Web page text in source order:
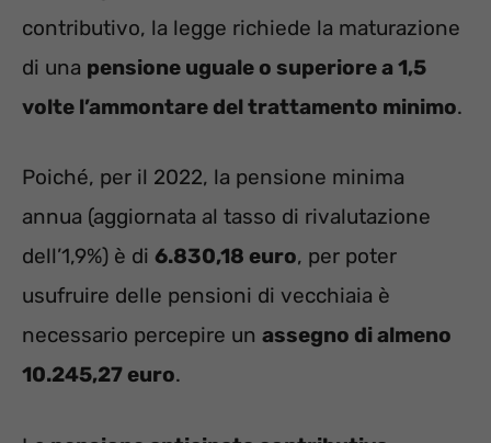
contributivo, la legge richiede la maturazione
di una pensione uguale o superiore a 1,5
volte l’ammontare del trattamento minimo.
Poiché, per il 2022, la pensione minima
annua (aggiornata al tasso di rivalutazione
dell’1,9%) è di 6.830,18 euro, per poter
usufruire delle pensioni di vecchiaia è
necessario percepire un assegno di almeno
10.245,27 euro.